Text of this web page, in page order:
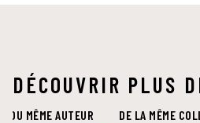
DÉCOUVRIR PLUS
DU MÊME AUTEUR DE LA MÊME